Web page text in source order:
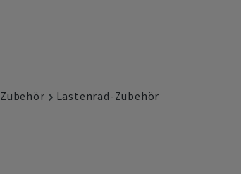
Zubehör Lastenrad-Zubehör